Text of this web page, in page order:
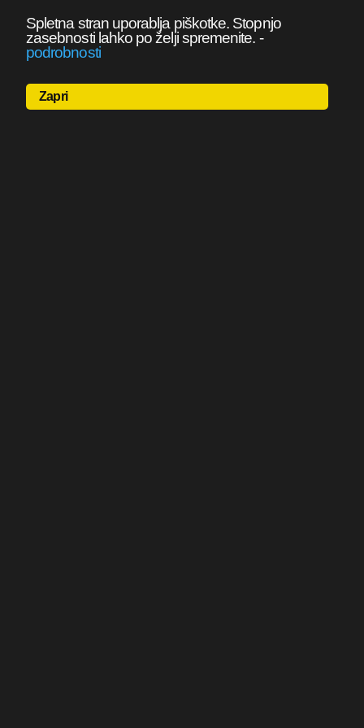
Spletna stran uporablja piškotke. Stopnjo
zasebnosti lahko po želji spremenite. -
podrobnosti
Zapri